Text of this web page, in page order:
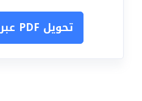
تحويل PDF عبري إلى Word